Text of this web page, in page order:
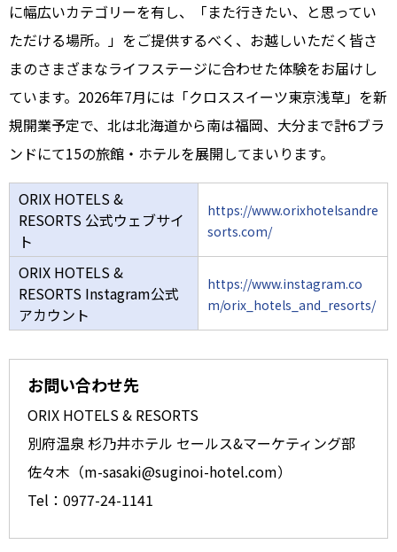
に幅広いカテゴリーを有し、「また行きたい、と思ってい
ただける場所。」をご提供するべく、お越しいただく皆さ
まのさまざまなライフステージに合わせた体験をお届けし
ています。2026年7月には「クロススイーツ東京浅草」を新
規開業予定で、北は北海道から南は福岡、大分まで計6ブラ
ンドにて15の旅館・ホテルを展開してまいります。
ORIX HOTELS &
RESORTS 公式ウェブサイ
ト
https://www.orixhotelsandre
sorts.com/
ORIX HOTELS &
RESORTS Instagram公式
アカウント
https://www.instagram.co
m/orix_hotels_and_resorts/
お問い合わせ先
ORIX HOTELS & RESORTS
別府温泉 杉乃井ホテル セールス&マーケティング部
佐々木（m-sasaki@suginoi-hotel.com）
Tel：0977-24-1141